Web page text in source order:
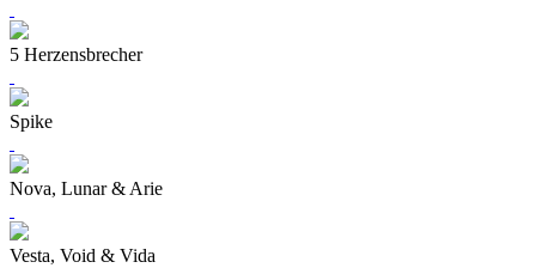
5 Herzensbrecher
Spike
Nova, Lunar & Arie
Vesta, Void & Vida